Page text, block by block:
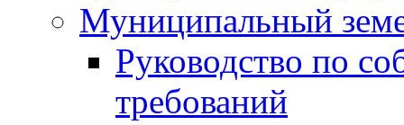
Муниципальный
Руководство по
требований